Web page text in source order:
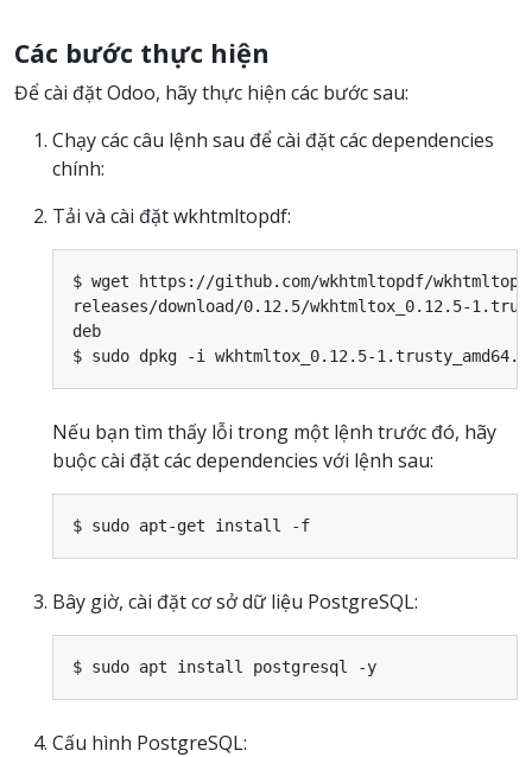
Các bước thực hiện
Để cài đặt Odoo, hãy thực hiện các bước sau:
Chạy các câu lệnh sau để cài đặt các dependencies
chính:
Tải và cài đặt wkhtmltopdf:
$ wget https://github.com/wkhtmltopdf/
releases/download/0.12.5/wkhtmltox_0.12.5-
deb
Nếu bạn tìm thấy lỗi trong một lệnh trước đó, hãy
buộc cài đặt các dependencies với lệnh sau:
Bây giờ, cài đặt cơ sở dữ liệu PostgreSQL:
Cấu hình PostgreSQL: